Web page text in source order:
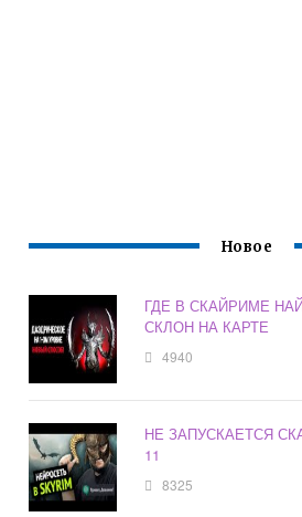
Новое
ГДЕ В СКАЙРИМЕ
СКЛОН НА КАРТЕ
4940
НЕ ЗАПУСКАЕТСЯ
11
8325